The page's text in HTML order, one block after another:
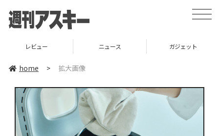
toggle
レビュー ニュース ガジェット
home > 拡大画像